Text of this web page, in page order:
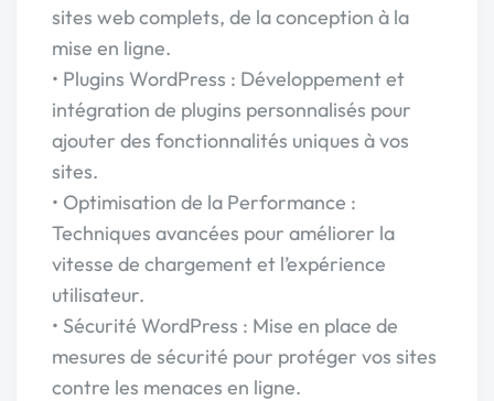
sites web complets, de la conception à la
mise en ligne.
• Plugins WordPress : Développement et
intégration de plugins personnalisés pour
ajouter des fonctionnalités uniques à vos
sites.
• Optimisation de la Performance :
Techniques avancées pour améliorer la
vitesse de chargement et l’expérience
utilisateur.
• Sécurité WordPress : Mise en place de
mesures de sécurité pour protéger vos sites
contre les menaces en ligne.